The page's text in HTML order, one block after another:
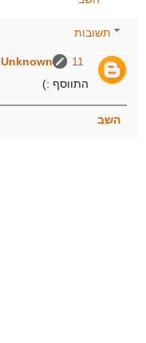
תשובות
Unknown
11 באפריל 2014 בשעה 0:09
התווסף :)
השב